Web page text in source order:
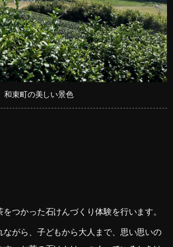
和束町の美しい景色
つかった石けんづくり体験を行います。
ながら、子どもから大人まで、思い思いの